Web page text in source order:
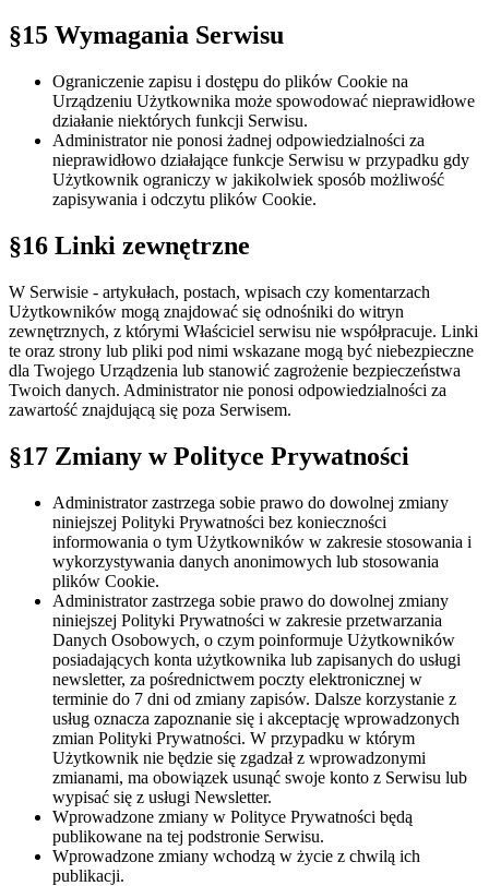
§15 Wymagania Serwisu
Ograniczenie zapisu i dostępu do plików Cookie na
Urządzeniu Użytkownika może spowodować nieprawidłowe
działanie niektórych funkcji Serwisu.
Administrator nie ponosi żadnej odpowiedzialności za
nieprawidłowo działające funkcje Serwisu w przypadku gdy
Użytkownik ograniczy w jakikolwiek sposób możliwość
zapisywania i odczytu plików Cookie.
§16 Linki zewnętrzne
W Serwisie - artykułach, postach, wpisach czy komentarzach
Użytkowników mogą znajdować się odnośniki do witryn
zewnętrznych, z którymi Właściciel serwisu nie współpracuje. Linki
te oraz strony lub pliki pod nimi wskazane mogą być niebezpieczne
dla Twojego Urządzenia lub stanowić zagrożenie bezpieczeństwa
Twoich danych. Administrator nie ponosi odpowiedzialności za
zawartość znajdującą się poza Serwisem.
§17 Zmiany w Polityce Prywatności
Administrator zastrzega sobie prawo do dowolnej zmiany
niniejszej Polityki Prywatności bez konieczności
informowania o tym Użytkowników w zakresie stosowania i
wykorzystywania danych anonimowych lub stosowania
plików Cookie.
Administrator zastrzega sobie prawo do dowolnej zmiany
niniejszej Polityki Prywatności w zakresie przetwarzania
Danych Osobowych, o czym poinformuje Użytkowników
posiadających konta użytkownika lub zapisanych do usługi
newsletter, za pośrednictwem poczty elektronicznej w
terminie do 7 dni od zmiany zapisów. Dalsze korzystanie z
usług oznacza zapoznanie się i akceptację wprowadzonych
zmian Polityki Prywatności. W przypadku w którym
Użytkownik nie będzie się zgadzał z wprowadzonymi
zmianami, ma obowiązek usunąć swoje konto z Serwisu lub
wypisać się z usługi Newsletter.
Wprowadzone zmiany w Polityce Prywatności będą
publikowane na tej podstronie Serwisu.
Wprowadzone zmiany wchodzą w życie z chwilą ich
publikacji.